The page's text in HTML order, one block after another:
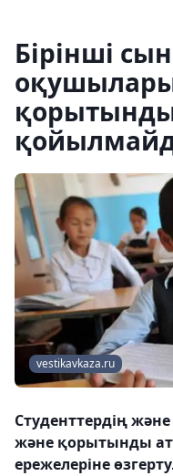
Бірінші
vestikavkaza.ru
Студенттердің
және қорытынды
ережелеріне